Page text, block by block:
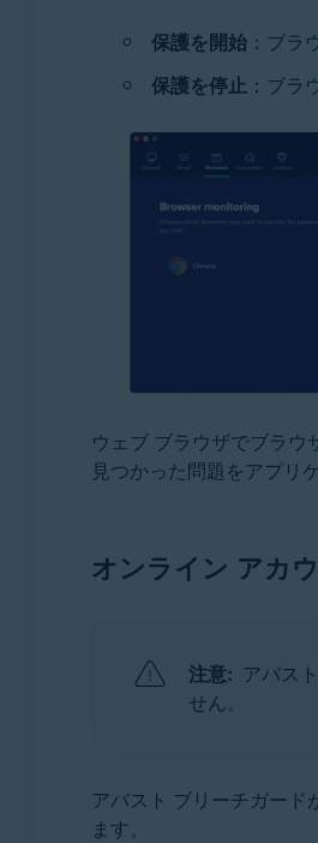
保護を開始：ブラ
保護を停止：ブラ
ウェブ ブラウザでブラウ
見つかった問題をアプリ
オンライン アカ
注意: アバス
せん。
アバスト ブリーチガー
ます。